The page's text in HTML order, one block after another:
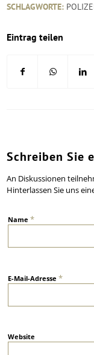
SCHLAGWORTE:
Eintrag teilen
Schreiben Sie
An Diskussionen
Hinterlassen Sie uns
Name*
E-Mail-Adresse*
Website